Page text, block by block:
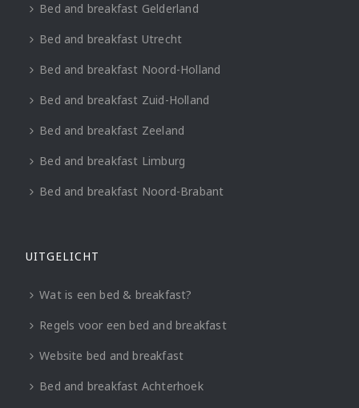
Bed and breakfast Gelderland
Bed and breakfast Utrecht
Bed and breakfast Noord-Holland
Bed and breakfast Zuid-Holland
Bed and breakfast Zeeland
Bed and breakfast Limburg
Bed and breakfast Noord-Brabant
UITGELICHT
Wat is een bed & breakfast?
Regels voor een bed and breakfast
Website bed and breakfast
Bed and breakfast Achterhoek